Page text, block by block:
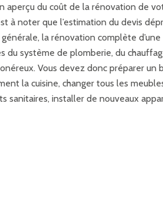
aperçu du coût de la rénovation de
à noter que l’estimation du devis
la rénovation complète d’une
du système de plomberie, du
Vous devez donc préparer un
la cuisine, changer tous les
sanitaires, installer de nouveaux